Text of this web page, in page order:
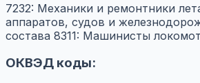
7232: Механики и ремонтники
аппаратов, судов и
состава 8311: Машинисты
ОКВЭД коды: